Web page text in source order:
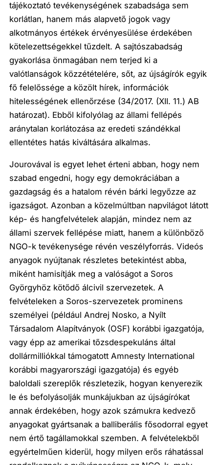
tájékoztató tevékenységének szabadsága sem
korlátlan, hanem más alapvető jogok vagy
alkotmányos értékek érvényesülése érdekében
kötelezettségekkel tűzdelt. A sajtószabadság
gyakorlása önmagában nem terjed ki a
valótlanságok közzétételére, sőt, az újságírók egyik
fő felelőssége a közölt hírek, információk
hitelességének ellenőrzése (34/2017. (XII. 11.) AB
határozat). Ebből kifolyólag az állami fellépés
aránytalan korlátozása az eredeti szándékkal
ellentétes hatás kiváltására alkalmas.
Jourovával is egyet lehet érteni abban, hogy nem
szabad engedni, hogy egy demokráciában a
gazdagság és a hatalom révén bárki legyőzze az
igazságot. Azonban a közelmúltban napvilágot látott
kép- és hangfelvételek alapján, mindez nem az
állami szervek fellépése miatt, hanem a különböző
NGO-k tevékenysége révén veszélyforrás. Videós
anyagok nyújtanak részletes betekintést abba,
miként hamisítják meg a valóságot a Soros
Györgyhöz kötődő álcivil szervezetek. A
felvételeken a Soros-szervezetek prominens
személyei (például Andrej Nosko, a Nyílt
Társadalom Alapítványok (OSF) korábbi igazgatója,
vagy épp az amerikai tőzsdespekuláns által
dollármilliókkal támogatott Amnesty International
korábbi magyarországi igazgatója) és egyéb
baloldali szereplők részletezik, hogyan kenyerezik
le és befolyásolják munkájukban az újságírókat
annak érdekében, hogy azok számukra kedvező
anyagokat gyártsanak a balliberális fősodorral egyet
nem értő tagállamokkal szemben. A felvételekből
egyértelműen kiderül, hogy milyen erős ráhatással